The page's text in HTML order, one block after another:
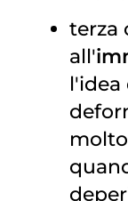
terza
all'
l'idea